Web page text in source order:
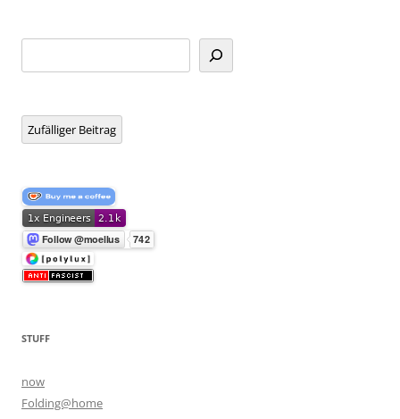
Zufälliger Beitrag
STUFF
now
Folding@home